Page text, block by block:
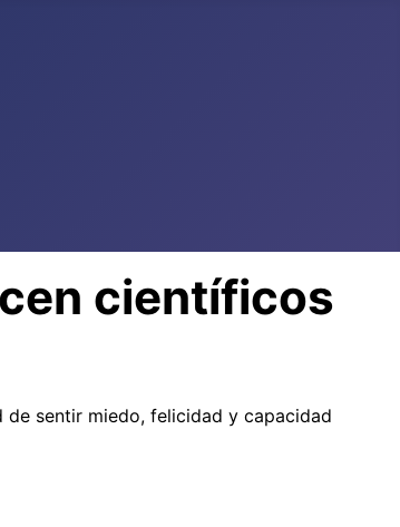
científicos
de sentir miedo, felicidad y capacidad